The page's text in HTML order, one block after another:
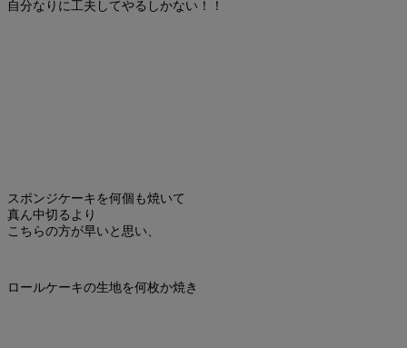
自分なりに工夫してやるしかない！！
スポンジケーキを何個も焼いて
真ん中切るより
こちらの方が早いと思い、
ロールケーキの生地を何枚か焼き